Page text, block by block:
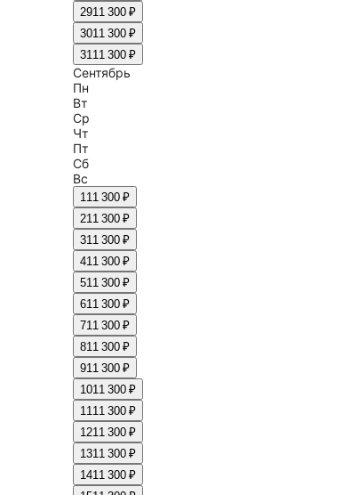
2911 300 ₽
3011 300 ₽
3111 300 ₽
Сентябрь
Пн
Вт
Ср
Чт
Пт
Сб
Вс
111 300 ₽
211 300 ₽
311 300 ₽
411 300 ₽
511 300 ₽
611 300 ₽
711 300 ₽
811 300 ₽
911 300 ₽
1011 300 ₽
1111 300 ₽
1211 300 ₽
1311 300 ₽
1411 300 ₽